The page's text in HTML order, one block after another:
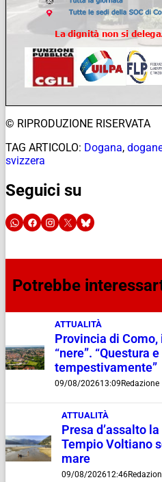
© RIPRODUZIONE RISERVATA
TAG ARTICOLO: Dogana,
svizzera
Seguici su
Potrebbe
ATTUALITÀ
Provincia di Como,
“nere”. “Questura
tempestivamente”
09/08/202613:09 Redazione
ATTUALITÀ
Presa d’assalto
Tempio Voltiano
mare
09/08/202612:46